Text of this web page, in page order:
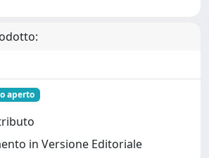
aperto
in Versione Editoriale